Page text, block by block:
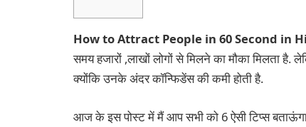
How to Attract People in 60 Second in
समय हजारों ,लाखों लोगों से मिलने का मौका मिलता है.
क्योंकि उनके अंदर कॉन्फिडेंस की कमी होती है.
आज के इस पोस्ट में मैं आप सभी को 6 ऐसी टिप्स